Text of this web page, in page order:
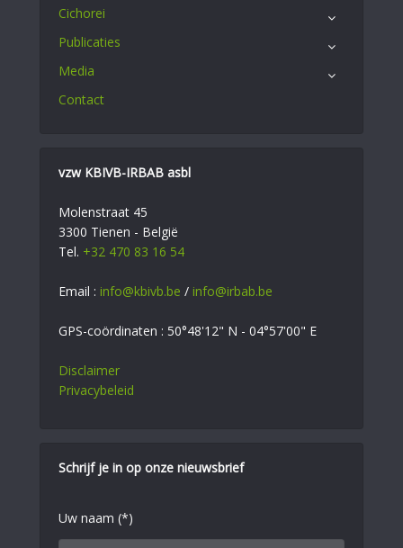
Cichorei
Publicaties
Media
Contact
vzw KBIVB-IRBAB asbl
Molenstraat 45
3300 Tienen - België
Tel. +32 470 83 16 54
Email : info@kbivb.be / info@irbab.be
GPS-coördinaten : 50°48'12" N - 04°57'00" E
Disclaimer
Privacybeleid
Schrijf je in op onze nieuwsbrief
Uw naam (*)